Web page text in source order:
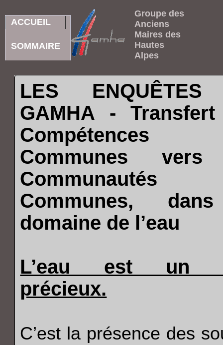
Groupe des
Anciens
Maires des
Hautes
Alpes
ACCUEIL
SOMMAIRE
LES
GAMHA -
Compétences
Communes
Communes,
domaine de l’eau
L’eau est un
précieux.
C’est la présence des